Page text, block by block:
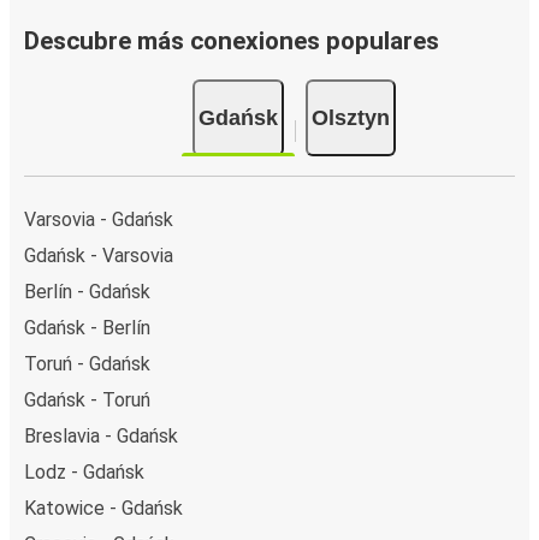
Descubre más conexiones populares
Gdańsk Olsztyn
Varsovia - Gdańsk
Gdańsk - Varsovia
Berlín - Gdańsk
Gdańsk - Berlín
Toruń - Gdańsk
Gdańsk - Toruń
Breslavia - Gdańsk
Lodz - Gdańsk
Katowice - Gdańsk